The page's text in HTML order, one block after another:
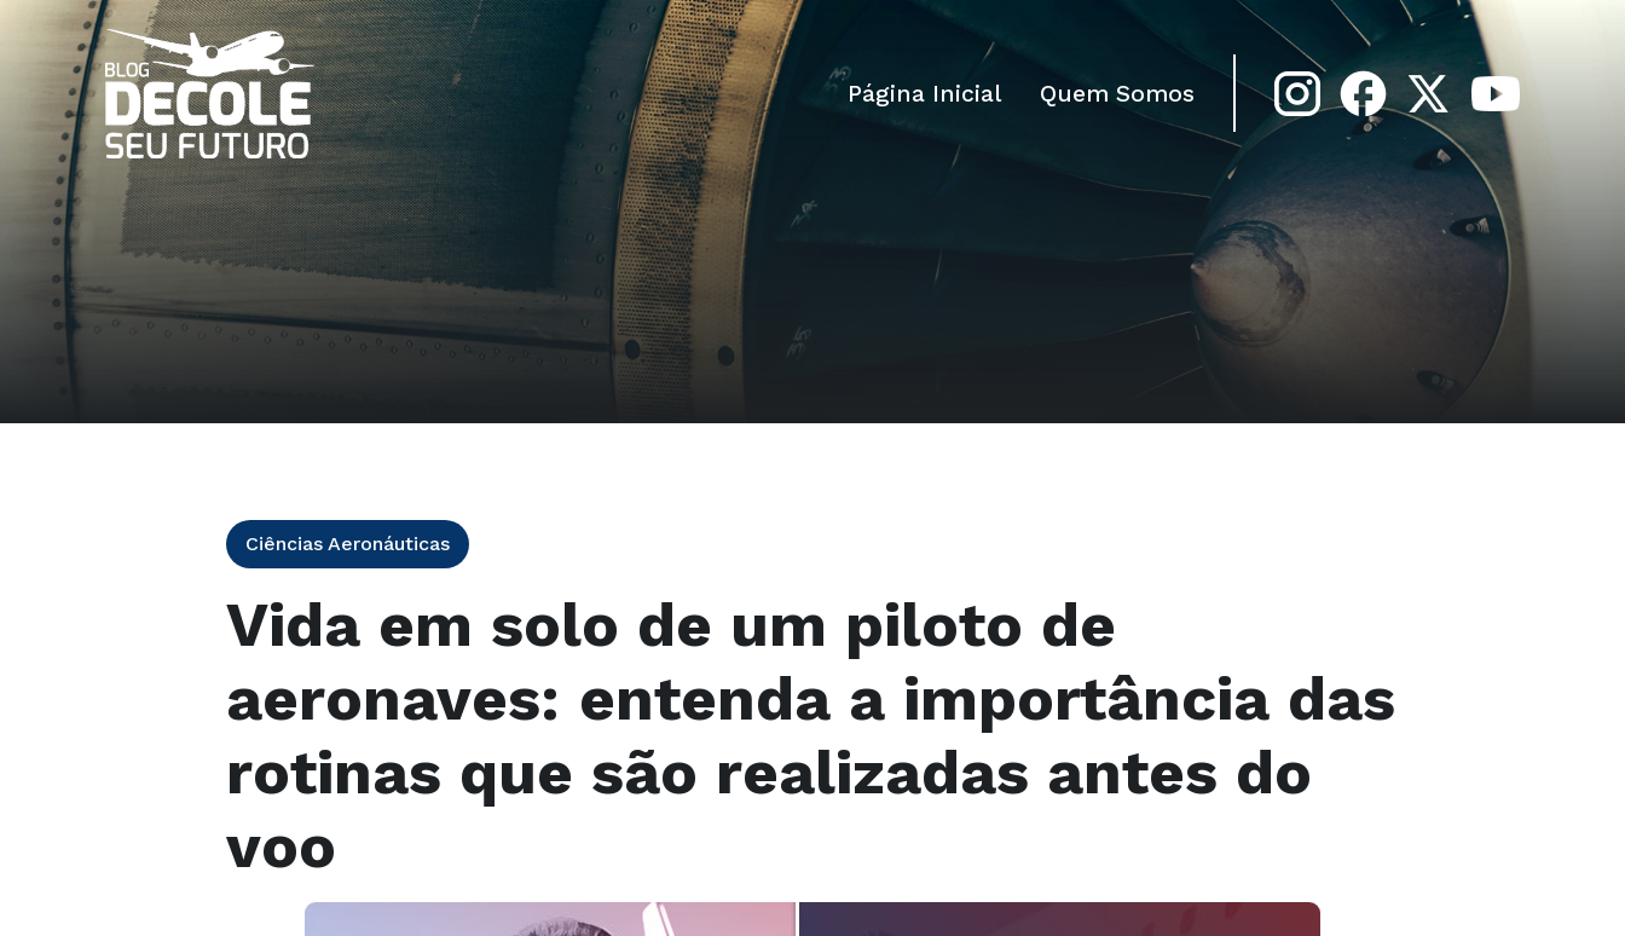
Página Inicial Quem Somos
Ciências Aeronáuticas
Vida em solo de um piloto de
aeronaves: entenda a importância das
rotinas que são realizadas antes do
voo